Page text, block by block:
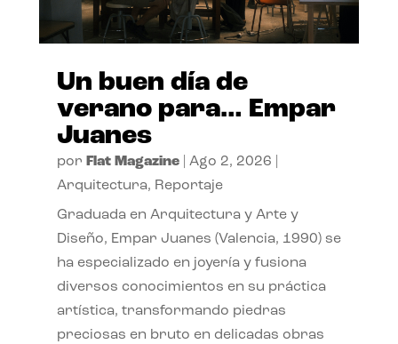
Un buen día de
verano para… Empar
Juanes
por Flat Magazine| Ago 2, 2026
Arquitectura, Reportaje
Graduada en Arquitectura y Arte y
Diseño, Empar Juanes (Valencia, 1990) se
ha especializado en joyería y fusiona
diversos conocimientos en su práctica
artística, transformando piedras
preciosas en bruto en delicadas obras